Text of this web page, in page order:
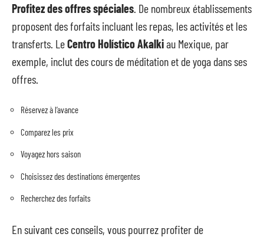
Profitez des offres spéciales . De nombreux établissements
proposent des forfaits incluant les repas, les activités et les
transferts. LeCentro Holístico Akalkiau Mexique, par
exemple, inclut des cours de méditation et de yoga dans ses
offres.
Réservez à l’avance
Comparez les prix
Voyagez hors saison
Choisissez des destinations émergentes
Recherchez des forfaits
En suivant ces conseils, vous pourrez profiter de